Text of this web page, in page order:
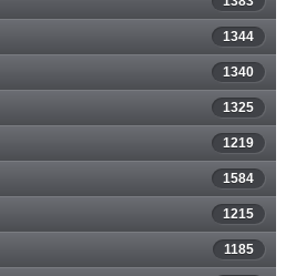
1344
1340
1325
1219
1584
1215
1185